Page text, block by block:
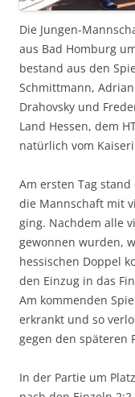
Die Jungen-
aus Bad Homburg
bestand aus den
Schmittmann,
Drahovsky und
Land Hessen, dem
natürlich vom
Am ersten Tag
die Mannschaft mit
ging. Nachdem alle
gewonnen wurden,
hessischen Doppel
den Einzug in das
Am kommenden
erkrankt und so
gegen den späteren
In der Partie um